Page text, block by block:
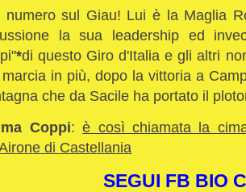
numero sul Giau! Lui è la Maglia
la sua leadership ed
*di questo Giro d'Italia e gli altri
in più, dopo la vittoria a
che da Sacile ha portato il
Coppi:è così chiamata la
di Castellania
SEGUI FB BIO